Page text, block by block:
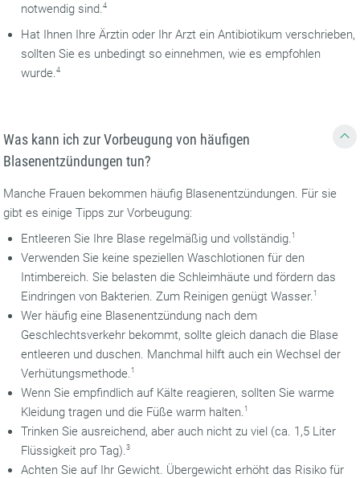
notwendig sind.4
Hat Ihnen Ihre Ärztin oder Ihr Arzt ein Antibiotikum verschrieben,
sollten Sie es unbedingt so einnehmen, wie es empfohlen
wurde.4
Was kann ich zur Vorbeugung von häufigen
Blasenentzündungen tun?
Manche Frauen bekommen häufig Blasenentzündungen. Für sie
gibt es einige Tipps zur Vorbeugung:
Entleeren Sie Ihre Blase regelmäßig und vollständig.1
Verwenden Sie keine speziellen Waschlotionen für den
Intimbereich. Sie belasten die Schleimhäute und fördern das
Eindringen von Bakterien. Zum Reinigen genügt Wasser.1
Wer häufig eine Blasenentzündung nach dem
Geschlechtsverkehr bekommt, sollte gleich danach die Blase
entleeren und duschen. Manchmal hilft auch ein Wechsel der
Verhütungsmethode.1
Wenn Sie empfindlich auf Kälte reagieren, sollten Sie warme
Kleidung tragen und die Füße warm halten.1
Trinken Sie ausreichend, aber auch nicht zu viel (ca. 1,5 Liter
Flüssigkeit pro Tag).3
Achten Sie auf Ihr Gewicht. Übergewicht erhöht das Risiko für